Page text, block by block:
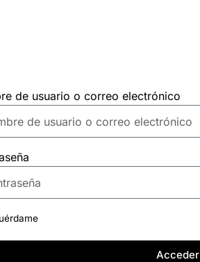
de usuario o correo electrónico
Acceder